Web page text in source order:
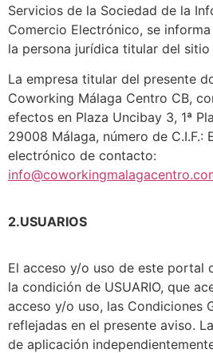
Servicios de la Sociedad de la
Comercio Electrónico, se
la persona jurídica titular del sitio
La empresa titular del presente
Coworking Málaga Centro CB,
efectos en Plaza Uncibay 3, 1ª
29008 Málaga, número de C.I.F.:
electrónico de contacto:
2.USUARIOS
El acceso y/o uso de este portal
la condición de USUARIO, que
acceso y/o uso, las Condiciones
reflejadas en el presente aviso.
de aplicación